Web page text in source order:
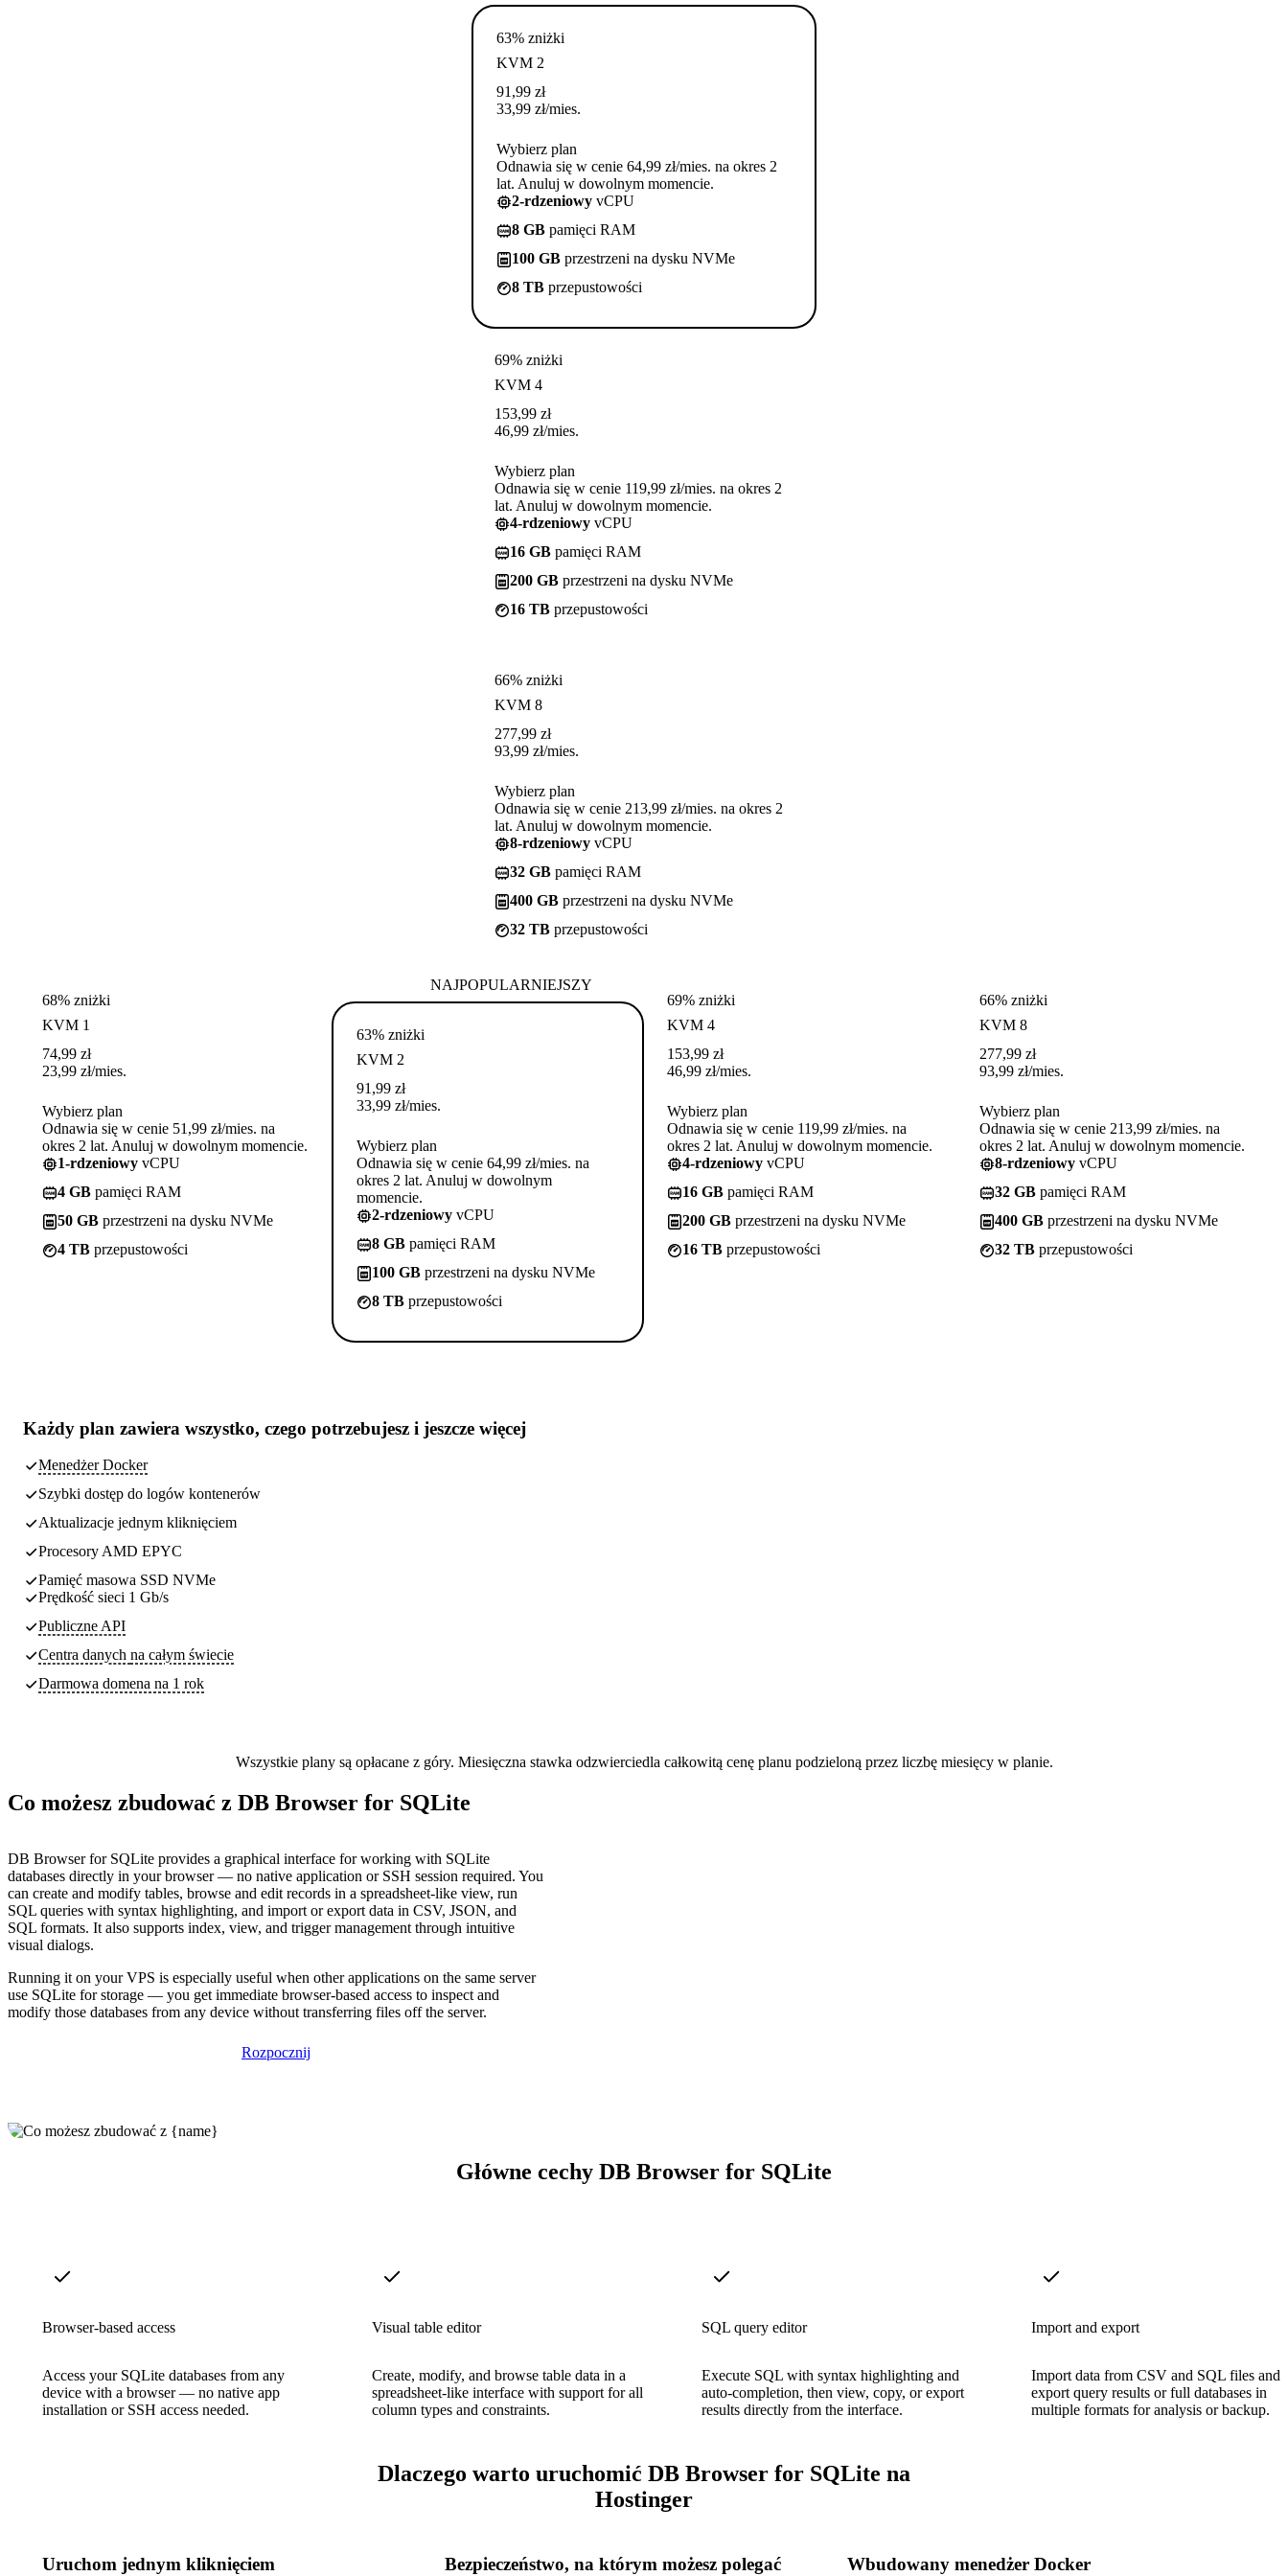
63% zniżki
KVM 2
91,99 zł
33,99 zł/mies.
Wybierz plan
Odnawia się w cenie 64,99 zł/mies. na okres 2
lat. Anuluj w dowolnym momencie.
2-rdzeniowy vCPU
8 GB pamięci RAM
100 GB przestrzeni na dysku NVMe
8 TB przepustowości
69% zniżki
KVM 4
153,99 zł
46,99 zł/mies.
Wybierz plan
Odnawia się w cenie 119,99 zł/mies. na okres 2
lat. Anuluj w dowolnym momencie.
4-rdzeniowy vCPU
16 GB pamięci RAM
200 GB przestrzeni na dysku NVMe
16 TB przepustowości
66% zniżki
KVM 8
277,99 zł
93,99 zł/mies.
Wybierz plan
Odnawia się w cenie 213,99 zł/mies. na okres 2
lat. Anuluj w dowolnym momencie.
8-rdzeniowy vCPU
32 GB pamięci RAM
400 GB przestrzeni na dysku NVMe
32 TB przepustowości
68% zniżki
KVM 1
74,99 zł
23,99 zł/mies.
Wybierz plan
Odnawia się w cenie 51,99 zł/mies. na
okres 2 lat. Anuluj w dowolnym momencie.
1-rdzeniowy vCPU
4 GB pamięci RAM
50 GB przestrzeni na dysku NVMe
4 TB przepustowości
NAJPOPULARNIEJSZY
63% zniżki
KVM 2
91,99 zł
33,99 zł/mies.
Wybierz plan
Odnawia się w cenie 64,99 zł/mies. na
okres 2 lat. Anuluj w dowolnym
momencie.
2-rdzeniowy vCPU
8 GB pamięci RAM
100 GB przestrzeni na dysku NVMe
8 TB przepustowości
69% zniżki
KVM 4
153,99 zł
46,99 zł/mies.
Wybierz plan
Odnawia się w cenie 119,99 zł/mies. na
okres 2 lat. Anuluj w dowolnym momencie.
4-rdzeniowy vCPU
16 GB pamięci RAM
200 GB przestrzeni na dysku NVMe
16 TB przepustowości
66% zniżki
KVM 8
277,99 zł
93,99 zł/mies.
Wybierz plan
Odnawia się w cenie 213,99 zł/mies. na
okres 2 lat. Anuluj w dowolnym momencie.
8-rdzeniowy vCPU
32 GB pamięci RAM
400 GB przestrzeni na dysku NVMe
32 TB przepustowości
Każdy plan zawiera wszystko, czego potrzebujesz i jeszcze więcej
Menedżer Docker
Szybki dostęp do logów kontenerów
Aktualizacje jednym kliknięciem
Procesory AMD EPYC
Pamięć masowa SSD NVMe
Prędkość sieci 1 Gb/s
Publiczne API
Centra danych na całym świecie
Darmowa domena na 1 rok
Wszystkie plany są opłacane z góry. Miesięczna stawka odzwierciedla całkowitą cenę planu podzieloną przez liczbę miesięcy w planie.
Co możesz zbudować z DB Browser for SQLite
DB Browser for SQLite provides a graphical interface for working with SQLite
databases directly in your browser — no native application or SSH session required. You
can create and modify tables, browse and edit records in a spreadsheet-like view, run
SQL queries with syntax highlighting, and import or export data in CSV, JSON, and
SQL formats. It also supports index, view, and trigger management through intuitive
visual dialogs.
Running it on your VPS is especially useful when other applications on the same server
use SQLite for storage — you get immediate browser-based access to inspect and
modify those databases from any device without transferring files off the server.
Rozpocznij
Główne cechy DB Browser for SQLite
Browser-based access
Access your SQLite databases from any
device with a browser — no native app
installation or SSH access needed.
Visual table editor
Create, modify, and browse table data in a
spreadsheet-like interface with support for all
column types and constraints.
SQL query editor
Execute SQL with syntax highlighting and
auto-completion, then view, copy, or export
results directly from the interface.
Import and export
Import data from CSV and SQL files and
export query results or full databases in
multiple formats for analysis or backup.
Dlaczego warto uruchomić DB Browser for SQLite na
Hostinger
Uruchom jednym kliknięciem Bezpieczeństwo, na którym możesz polegać Wbudowany menedżer Docker